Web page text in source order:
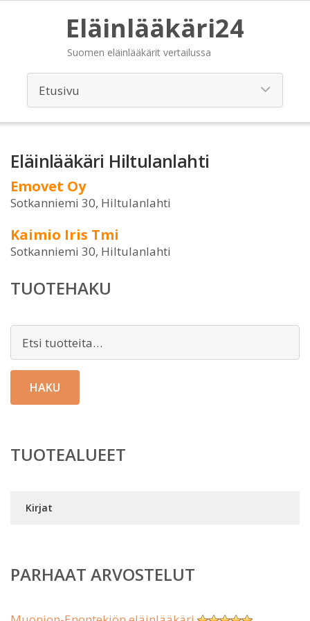
Eläinlääkäri24
Suomen eläinlääkärit vertailussa
Eläinlääkäri Hiltulanlahti
Emovet Oy
Sotkanniemi 30, Hiltulanlahti
Kaimio Iris Tmi
Sotkanniemi 30, Hiltulanlahti
TUOTEHAKU
HAKU
TUOTEALUEET
Kirjat
PARHAAT ARVOSTELUT